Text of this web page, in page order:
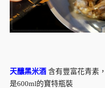
天釀黑米酒 含有豐富花青素
是600ml的寶特瓶裝